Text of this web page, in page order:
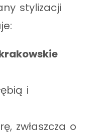
stylizacji
i
zwłaszcza o